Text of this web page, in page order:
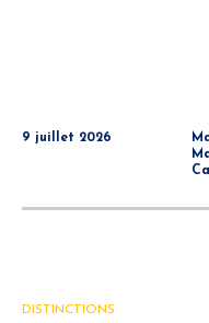
9 juillet 2026
DISTINCTIONS